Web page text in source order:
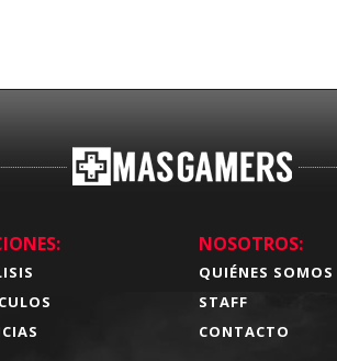
NOSOTROS:
QUIÉNES SOMOS
STAFF
CONTACTO